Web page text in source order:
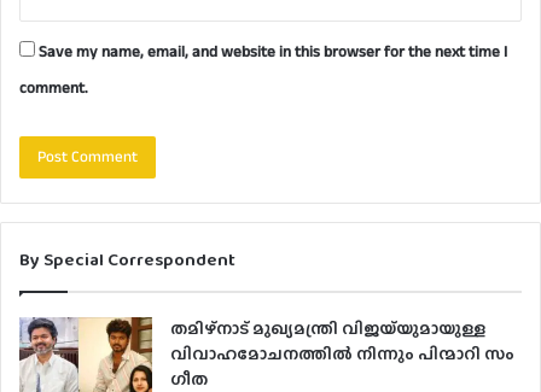
Save my name, email, and website in this browser for the next time I
comment.
By Special Correspondent
തമിഴ്നാട് മുഖ്യമന്ത്രി വിജയ്‌യുമായുള്ള
വിവാഹമോചനത്തിൽ നിന്നും പിന്മാറി സം​
ഗീത